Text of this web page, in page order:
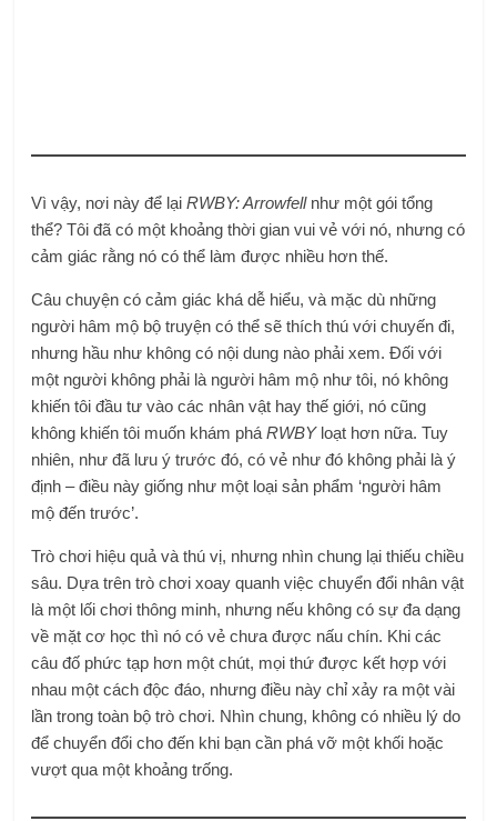
Vì vậy, nơi này để lạiRWBY: Arrowfellnhư một gói tổng
thể? Tôi đã có một khoảng thời gian vui vẻ với nó, nhưng có
cảm giác rằng nó có thể làm được nhiều hơn thế.
Câu chuyện có cảm giác khá dễ hiểu, và mặc dù những
người hâm mộ bộ truyện có thể sẽ thích thú với chuyến đi,
nhưng hầu như không có nội dung nào phải xem. Đối với
một người không phải là người hâm mộ như tôi, nó không
khiến tôi đầu tư vào các nhân vật hay thế giới, nó cũng
không khiến tôi muốn khám pháRWBYloạt hơn nữa. Tuy
nhiên, như đã lưu ý trước đó, có vẻ như đó không phải là ý
định – điều này giống như một loại sản phẩm ‘người hâm
mộ đến trước’.
Trò chơi hiệu quả và thú vị, nhưng nhìn chung lại thiếu chiều
sâu. Dựa trên trò chơi xoay quanh việc chuyển đổi nhân vật
là một lối chơi thông minh, nhưng nếu không có sự đa dạng
về mặt cơ học thì nó có vẻ chưa được nấu chín. Khi các
câu đố phức tạp hơn một chút, mọi thứ được kết hợp với
nhau một cách độc đáo, nhưng điều này chỉ xảy ra một vài
lần trong toàn bộ trò chơi. Nhìn chung, không có nhiều lý do
để chuyển đổi cho đến khi bạn cần phá vỡ một khối hoặc
vượt qua một khoảng trống.